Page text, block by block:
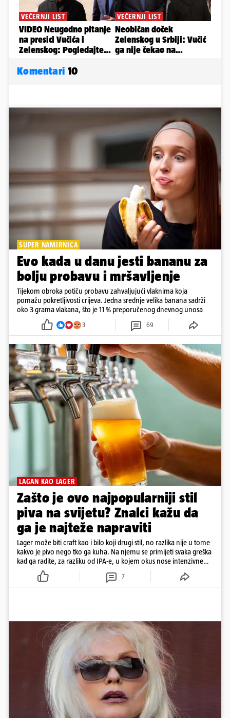
Komentari 10
SUPER NAMIRNICA
Evo kada u danu jesti bananu za
bolju probavu i mršavljenje
Tijekom obroka potiču probavu zahvaljujući vlaknima koja
pomažu pokretljivosti crijeva. Jedna srednje velika banana sadrži
oko 3 grama vlakana, što je 11 % preporučenog dnevnog unosa
3 69
LAGAN KAO LAGER
Zašto je ovo najpopularniji stil
piva na svijetu? Znalci kažu da
ga je najteže napraviti
Lager može biti craft kao i bilo koji drugi stil, no razlika nije u tome
kakvo je pivo nego tko ga kuha. Na njemu se primijeti svaka greška
kad ga radite, za razliku od IPA-e, u kojem okus nose intenzivne
7